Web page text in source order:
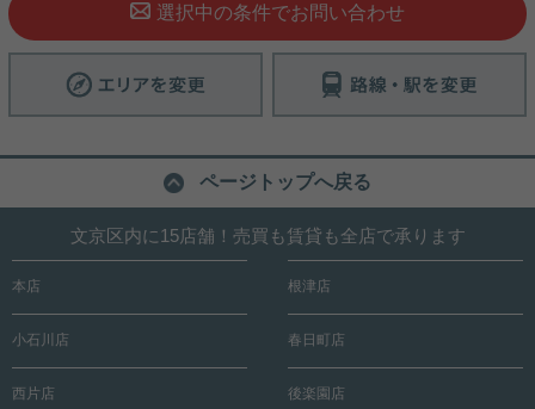
選択中の条件でお問い合わせ
ページトップへ戻る
文京区内に15店舗！売買も賃貸も全店で承ります
本店 根津店
小石川店 春日町店
西片店 後楽園店